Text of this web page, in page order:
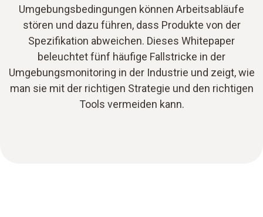
Umgebungsbedingungen können Arbeitsabläufe
stören und dazu führen, dass Produkte von der
Spezifikation abweichen. Dieses Whitepaper
beleuchtet fünf häufige Fallstricke in der
Umgebungsmonitoring in der Industrie und zeigt, wie
man sie mit der richtigen Strategie und den richtigen
Tools vermeiden kann.